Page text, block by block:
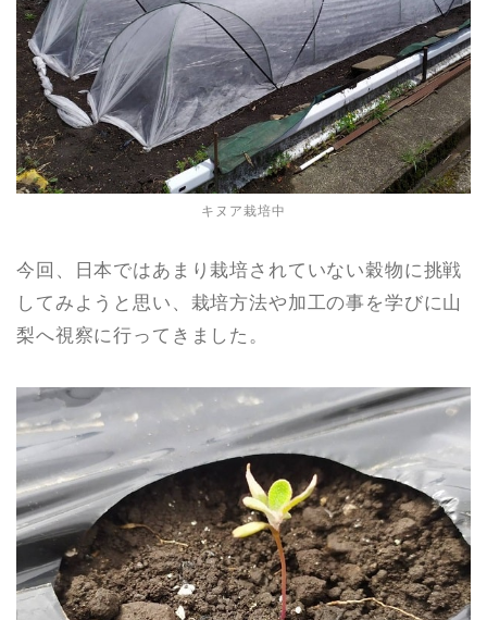
キヌア栽培中
今回、日本ではあまり栽培されていない穀物に挑戦
してみようと思い、栽培方法や加工の事を学びに山
梨へ視察に行ってきました。